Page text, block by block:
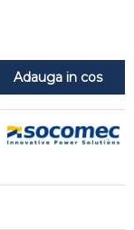
Adauga in cos